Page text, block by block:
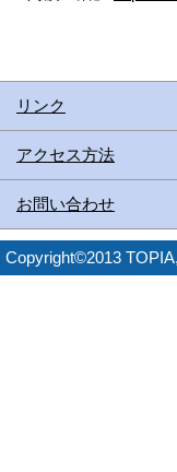
リンク
アクセス方法
お問い合わせ
Copyright©2013